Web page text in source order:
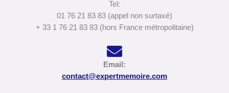
Tel:
01 76 21 83 83 (appel non surtaxé)
+ 33 1 76 21 83 83 (hors France métropolitaine)
Email:
contact@expertmemoire.com